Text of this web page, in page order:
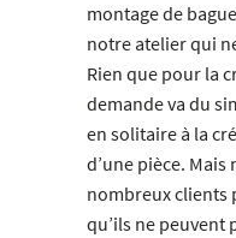
montage de
notre atelier qui
Rien que pour la
demande va du
en solitaire à la
d’une pièce. Mais
nombreux clients
qu’ils ne peuvent